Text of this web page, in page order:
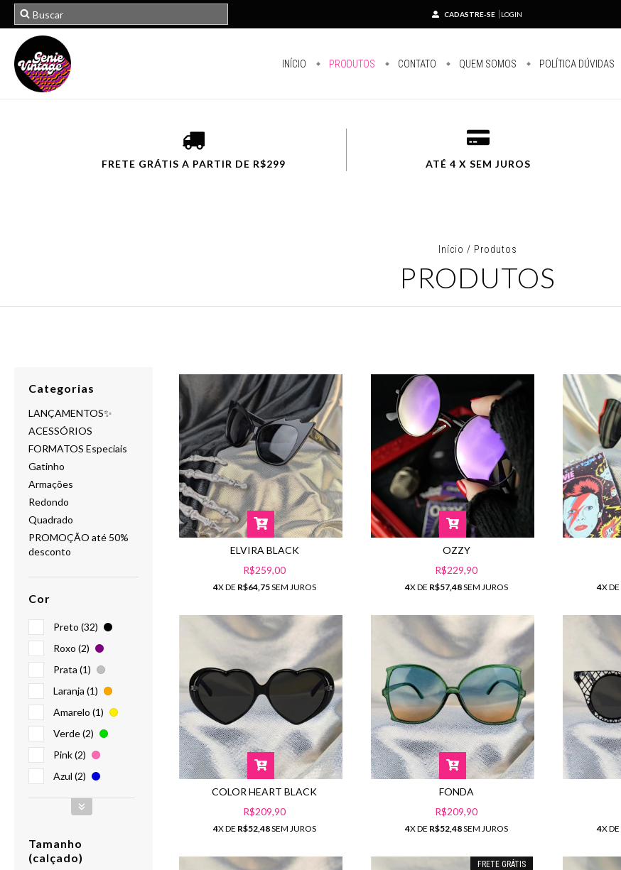
CADASTRE-SE LOGIN
INÍCIO PRODUTOS CONTATO QUEM SOMOS POLÍTICA DÚVIDAS
FRETE GRÁTIS A PARTIR DE R$299 ATÉ 4 X SEM JUROS
Início / Produtos
PRODUTOS
Categorias
LANÇAMENTOS✨
ACESSÓRIOS
FORMATOS Especiais
Gatinho
Armações
Redondo
Quadrado
PROMOÇÃO até 50%
desconto
Cor
Preto (32)
Roxo (2)
Prata (1)
Laranja (1)
Amarelo (1)
Verde (2)
Pink (2)
Azul (2)
Tamanho
(calçado)
ELVIRA BLACK
R$259,00
4X DE R$64,75SEM JUROS
OZZY
R$229,90
4X DE R$57,48SEM JUROS 4X DE
COLOR HEART BLACK
R$209,90
4X DE R$52,48SEM JUROS
FONDA
R$209,90
4X DE R$52,48SEM JUROS 4X DE
FRETE GRÁTIS